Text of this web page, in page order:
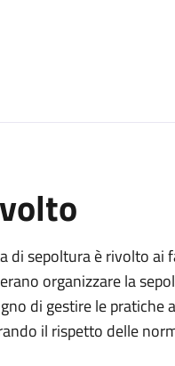
di sepoltura è rivolto
organizzare la
di gestire le
il rispetto delle